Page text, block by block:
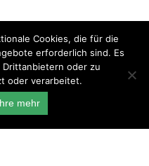
Cookies, die für die
erforderlich sind. Es
oder zu
oder verarbeitet.
mehr
für Technik, der
Technischen Hochschule
Universität Hamburg.